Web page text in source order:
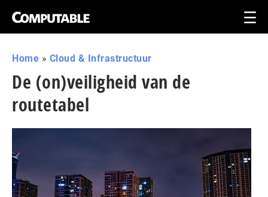
Home » Cloud & Infrastructuur
De (on)veiligheid van de
routetabel